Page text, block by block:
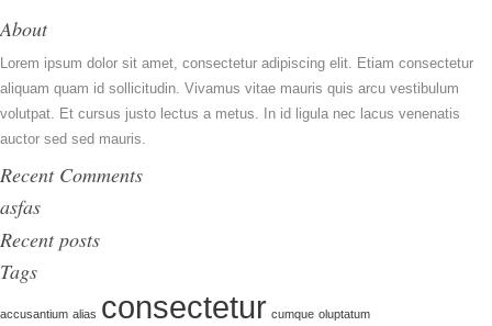
About
Lorem ipsum dolor sit amet, consectetur adipiscing elit. Etiam consectetur
aliquam quam id sollicitudin. Vivamus vitae mauris quis arcu vestibulum
volutpat. Et cursus justo lectus a metus. In id ligula nec lacus venenatis
auctor sed sed mauris.
Recent Comments
asfas
Recent posts
Tags
accusantium alias consectetur cumque oluptatum